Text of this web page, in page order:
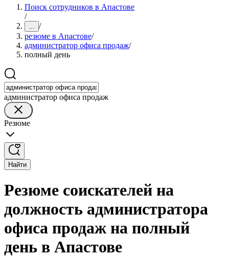
Поиск сотрудников в Апастове
/
... /
резюме в Апастове/
администратор офиса продаж/
полный день
администратор офиса продаж
Резюме
Найти
Резюме соискателей на
должность администратора
офиса продаж на полный
день в Апастове